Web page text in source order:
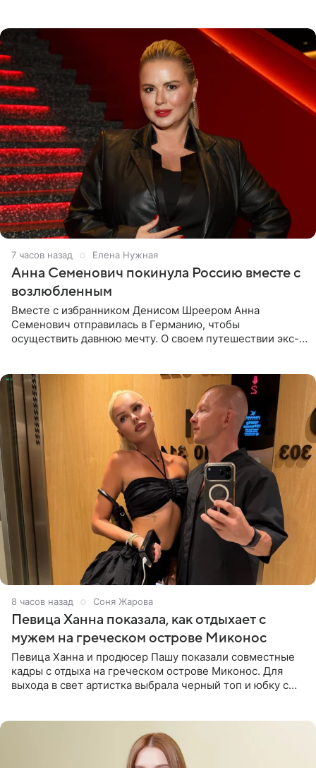
7 часов назад Елена Нужная
Анна Семенович покинула Россию вместе с
возлюбленным
Вместе с избранником Денисом Шреером Анна
Семенович отправилась в Германию, чтобы
осуществить давнюю мечту. О своем путешествии экс-
8 часов назад Соня Жарова
Певица Ханна показала, как отдыхает с
мужем на греческом острове Миконос
Певица Ханна и продюсер Пашу показали совместные
кадры с отдыха на греческом острове Миконос. Для
выхода в свет артистка выбрала черный топ и юбку с